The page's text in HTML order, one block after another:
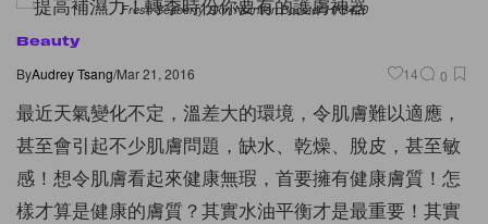
Fresh Seaberry Skin Nutrition Booster HK$420
Beauty
ByAudrey Tsang/Mar 21, 2016 14 0
最近天氣變化不定，溫差大的環境，令肌膚難以適應，
甚至會引起不少肌膚問題，缺水、乾燥、脫皮，甚至敏
感！想令肌膚看起來健康無瑕，首要擁有健康膚質！怎
樣才算是健康的膚質？其實水油平衡才是最重要！其實